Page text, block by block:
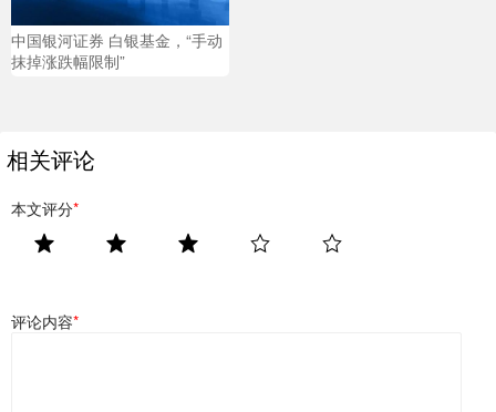
中国银河证券 白银基金，“手动
抹掉涨跌幅限制”
相关评论
本文评分*
评论内容*